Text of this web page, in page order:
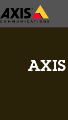
Zum
Hauptinhalt